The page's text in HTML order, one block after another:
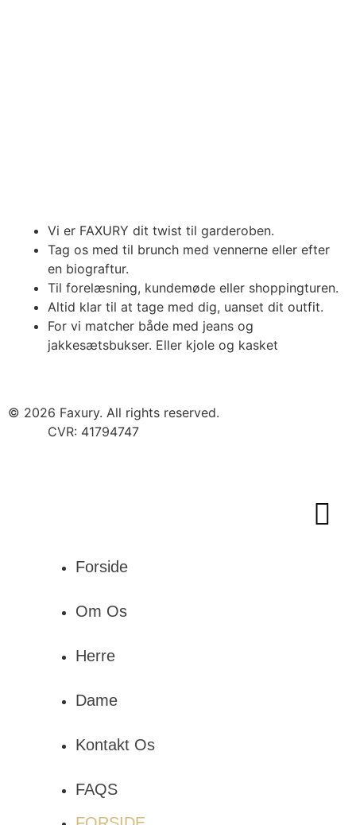
Vi er FAXURY dit twist til garderoben.
Tag os med til brunch med vennerne eller efter
en biograftur.
Til forelæsning, kundemøde eller shoppingturen.
Altid klar til at tage med dig, uanset dit outfit.
For vi matcher både med jeans og
jakkesætsbukser. Eller kjole og kasket
© 2026 Faxury. All rights reserved.
CVR: 41794747
Forside
Om Os
Herre
Dame
Kontakt Os
FAQS